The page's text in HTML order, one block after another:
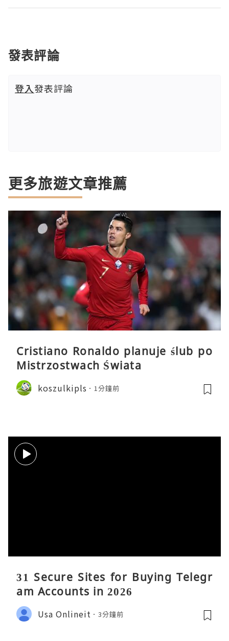
發表評論
登入發表評論
更多旅遊文章推薦
Cristiano Ronaldo planuje ślub po
Mistrzostwach Świata
koszulkipls 1分鐘前
31 Secure Sites for Buying Telegr
am Accounts in 2026
Usa Onlineit 3分鐘前